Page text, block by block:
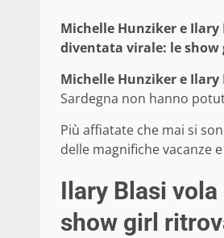
Michelle Hunziker e
diventata virale: le show
Michelle Hunziker e Ilary
Sardegna non hanno
Più affiatate che mai si
delle magnifiche vacanze
Ilary Blasi vola
show girl